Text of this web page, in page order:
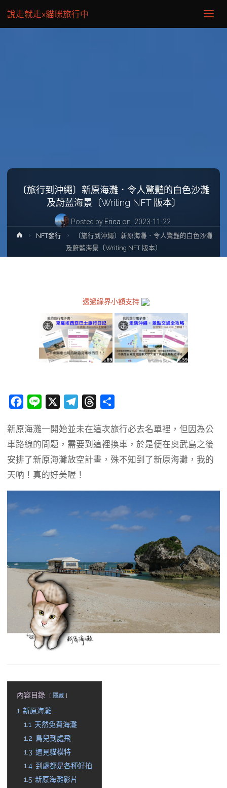
說走就走x貓咪旅行中
〔旅行到沖繩〕新原海灘．令人驚豔的白色沙灘
及蔚藍海景〔Writing NFT 版本〕
Posted by Erica on 2023-11-22
HomeNFT發行
〔旅行到沖繩〕新原海灘．令人驚豔的白色沙灘
及蔚藍海景〔Writing NFT 版本〕
透過綠界小額支持
c
e
b
o
n
e
l
e
g
r
r
e
a
新原海灘一開始並未在這次旅行必去名單裡，但因為公
車路線的問題，需要到這裡換車，於是便在奧武島之後
安排了新原海灘放空計畫，殊不知到了新原海灘，我的
天吶！真的好美喔！
內容目錄 隱藏
1 新原海灘
1.1 天然免費海灘
1.2
鳥兒到處飛
1.3 遇見貓模特
1.4 到處都是各種好拍
1.5 新原海灘影片